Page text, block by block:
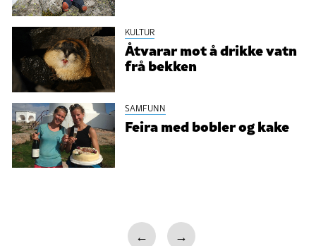
KULTUR
Åtvarar mot å drikke vatn
frå bekken
SAMFUNN
Feira med bobler og kake
← →